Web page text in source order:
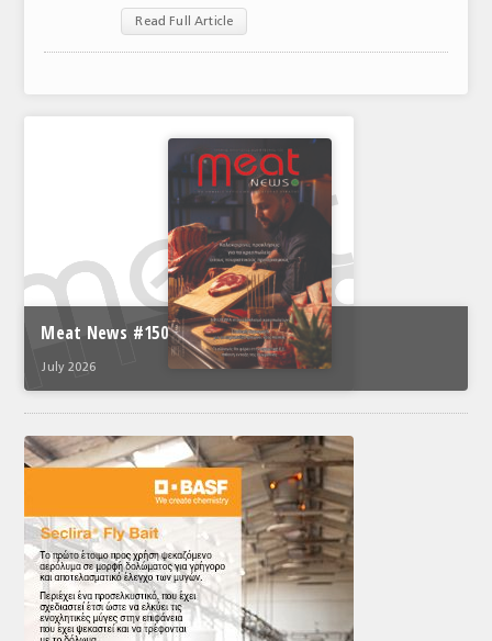
ΥΠΗΡΕΣΙΕΣ
ΕΜΠΟΡΙΚΟΙ ΑΝΤΙΠΡΟΣΩΠΟΙ
ΕΥΡΩΠΑΪΚΗ ΝΟΜΟΘΕΣΙΑ
ΤΟ ΠΕΡΙΟΔΙΚΟ
Profile
ΑΡΧΕΙΟ ΤΕΥΧΩΝ
Read Full Article
Meat News #150
July 2026